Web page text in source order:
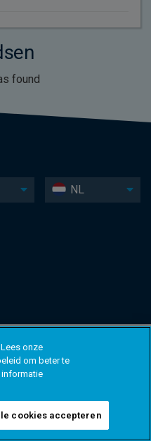
found
NL
onze
om beter te
cookies accepteren